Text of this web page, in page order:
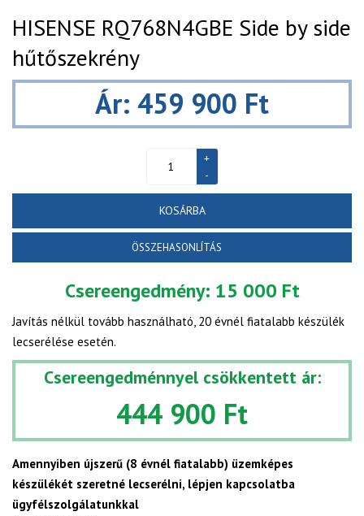
HISENSE RQ768N4GBE Side by side
hűtőszekrény
Ár: 459 900 Ft
KOSÁRBA
ÖSSZEHASONLÍTÁS
Csereengedmény: 15 000 Ft
Javítás nélkül tovább használható, 20 évnél fiatalabb készülék
lecserélése esetén.
Csereengedménnyel csökkentett ár:
444 900 Ft
Amennyiben újszerű (8 évnél fiatalabb) üzemképes
készülékét szeretné lecserélni, lépjen kapcsolatba
ügyfélszolgálatunkkal